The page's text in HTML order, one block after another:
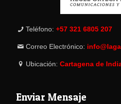
Teléfono: +57 321 6805 207
Correo Electrónico:
Ubicación: Cartagena de
Enviar Mensaje